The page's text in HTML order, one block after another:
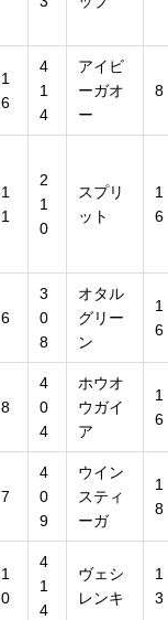
1
6
4
1
4
アイビ
ーガオ
ー
8
1
1
2
1
0
スプリ
ット
1
6
6
3
0
8
オタル
グリー
ン
1
6
8
4
0
4
ホウオ
ウガイ
ア
1
6
7
4
0
9
ウイン
スティ
ーガ
1
8
1
0
4
1
4
ヴェシ
レンキ
1
3